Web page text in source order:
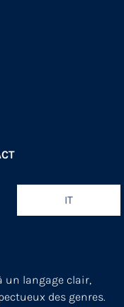
IT
un langage clair,
des genres.